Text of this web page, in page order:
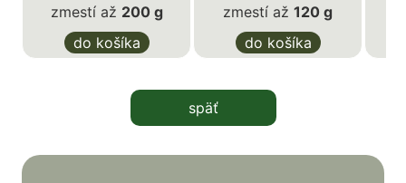
zmestí až 200 g
do košíka
zmestí až120 g
do košíka
späť